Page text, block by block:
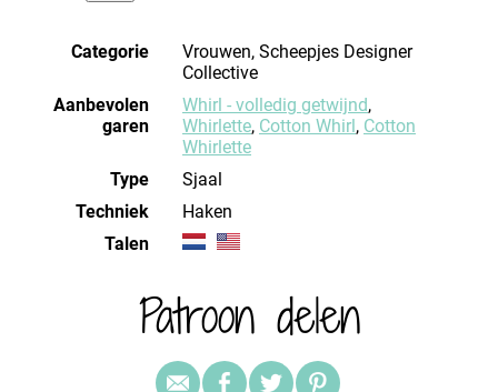
Categorie
Vrouwen, Scheepjes Designer
Collective
Aanbevolen
garen
Whirl - volledig getwijnd,
Whirlette, Cotton Whirl, Cotton
Whirlette
Type
Sjaal
Techniek
haken
Talen
Patroon delen